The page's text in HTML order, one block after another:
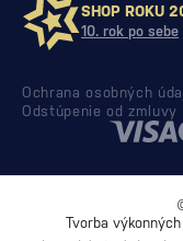
SHOP ROKU
10. rok po sebe
Ochrana osobných
Odstúpenie od zmluvy
Tvorba